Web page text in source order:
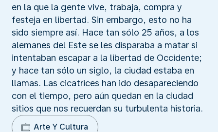
en la que la gente vive, trabaja, compra y
festeja en libertad. Sin embargo, esto no ha
sido siempre así. Hace tan sólo 25 años, a los
alemanes del Este se les disparaba a matar si
intentaban escapar a la libertad de Occidente;
y hace tan sólo un siglo, la ciudad estaba en
llamas. Las cicatrices han ido desapareciendo
con el tiempo, pero aún quedan en la ciudad
sitios que nos recuerdan su turbulenta historia.
Arte Y Cultura